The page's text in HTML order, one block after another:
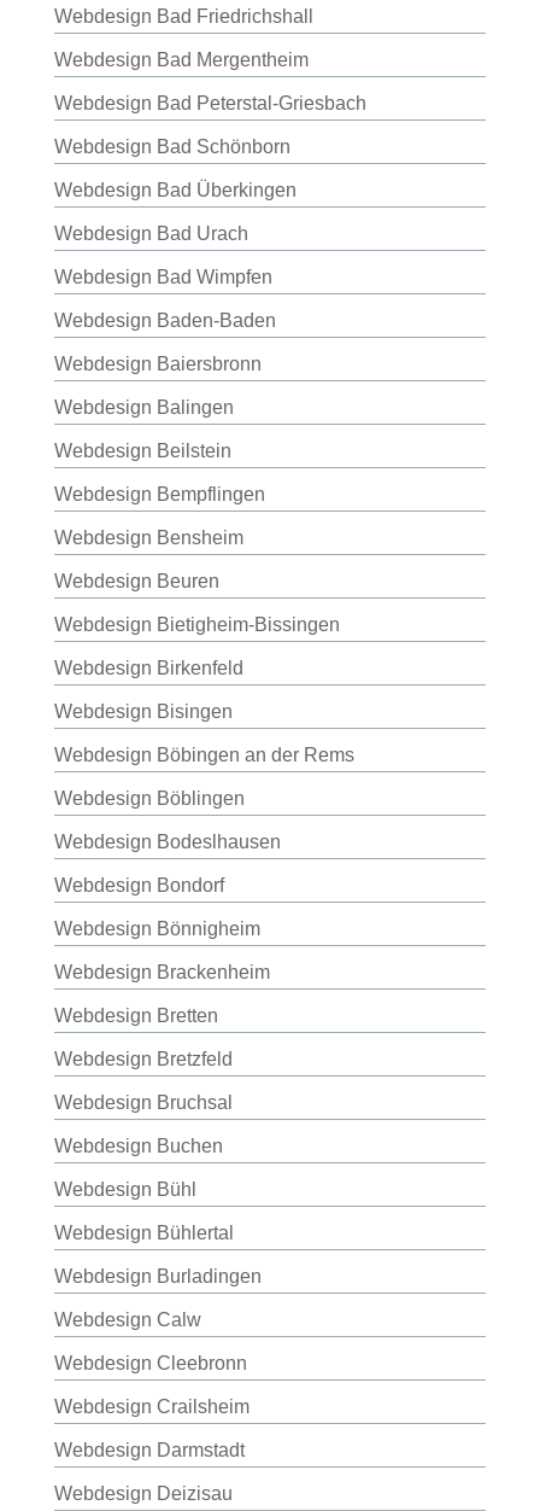
Webdesign Bad Friedrichshall
Webdesign Bad Mergentheim
Webdesign Bad Peterstal-Griesbach
Webdesign Bad Schönborn
Webdesign Bad Überkingen
Webdesign Bad Urach
Webdesign Bad Wimpfen
Webdesign Baden-Baden
Webdesign Baiersbronn
Webdesign Balingen
Webdesign Beilstein
Webdesign Bempflingen
Webdesign Bensheim
Webdesign Beuren
Webdesign Bietigheim-Bissingen
Webdesign Birkenfeld
Webdesign Bisingen
Webdesign Böbingen an der Rems
Webdesign Böblingen
Webdesign Bodeslhausen
Webdesign Bondorf
Webdesign Bönnigheim
Webdesign Brackenheim
Webdesign Bretten
Webdesign Bretzfeld
Webdesign Bruchsal
Webdesign Buchen
Webdesign Bühl
Webdesign Bühlertal
Webdesign Burladingen
Webdesign Calw
Webdesign Cleebronn
Webdesign Crailsheim
Webdesign Darmstadt
Webdesign Deizisau